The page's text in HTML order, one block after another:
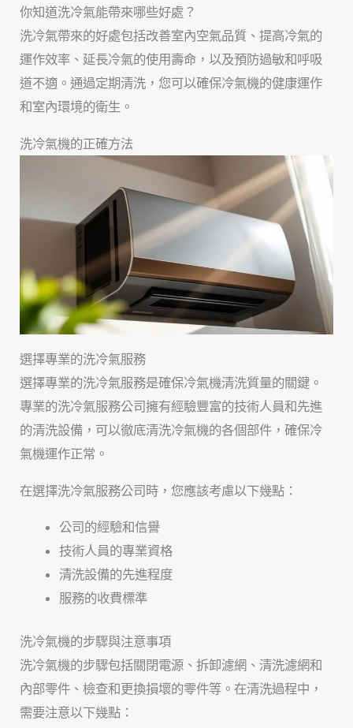
你知道洗冷氣能帶來哪些好處？
洗冷氣帶來的好處包括改善室內空氣品質、提高冷氣的
運作效率、延長冷氣的使用壽命，以及預防過敏和呼吸
道不適。通過定期清洗，您可以確保冷氣機的健康運作
和室內環境的衛生。
洗冷氣機的正確方法
選擇專業的洗冷氣服務
選擇專業的洗冷氣服務是確保冷氣機清洗質量的關鍵。
專業的洗冷氣服務公司擁有經驗豐富的技術人員和先進
的清洗設備，可以徹底清洗冷氣機的各個部件，確保冷
氣機運作正常。
在選擇洗冷氣服務公司時，您應該考慮以下幾點：
公司的經驗和信譽
技術人員的專業資格
清洗設備的先進程度
服務的收費標準
洗冷氣機的步驟與注意事項
洗冷氣機的步驟包括關閉電源、拆卸濾網、清洗濾網和
內部零件、檢查和更換損壞的零件等。在清洗過程中，
需要注意以下幾點：